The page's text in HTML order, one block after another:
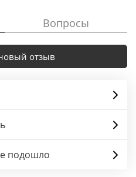
Вопросы
отзыв
подошло